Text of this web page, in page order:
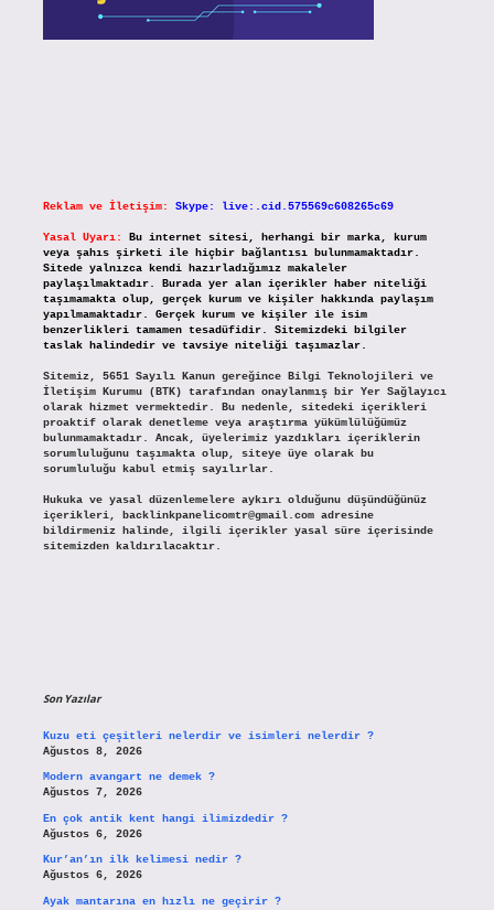
Reklam ve İletişim: Skype: live:.cid.575569c608265c69
Yasal Uyarı:
Bu internet sitesi, herhangi bir marka, kurum
veya şahıs şirketi ile hiçbir bağlantısı bulunmamaktadır.
Sitede yalnızca kendi hazırladığımız makaleler
paylaşılmaktadır. Burada yer alan içerikler haber niteliği
taşımamakta olup, gerçek kurum ve kişiler hakkında paylaşım
yapılmamaktadır. Gerçek kurum ve kişiler ile isim
benzerlikleri tamamen tesadüfidir. Sitemizdeki bilgiler
taslak halindedir ve tavsiye niteliği taşımazlar.
Sitemiz, 5651 Sayılı Kanun gereğince Bilgi Teknolojileri ve
İletişim Kurumu (BTK) tarafından onaylanmış bir Yer Sağlayıcı
olarak hizmet vermektedir. Bu nedenle, sitedeki içerikleri
proaktif olarak denetleme veya araştırma yükümlülüğümüz
bulunmamaktadır. Ancak, üyelerimiz yazdıkları içeriklerin
sorumluluğunu taşımakta olup, siteye üye olarak bu
sorumluluğu kabul etmiş sayılırlar.
Hukuka ve yasal düzenlemelere aykırı olduğunu düşündüğünüz
içerikleri,
backlinkpanelicomtr@gmail.comadresine
bildirmeniz halinde, ilgili içerikler yasal süre içerisinde
sitemizden kaldırılacaktır.
Son Yazılar
Kuzu eti çeşitleri nelerdir ve isimleri nelerdir ?
Ağustos 8, 2026
Modern avangart ne demek ?
Ağustos 7, 2026
En çok antik kent hangi ilimizdedir ?
Ağustos 6, 2026
Kur’an’ın ilk kelimesi nedir ?
Ağustos 6, 2026
Ayak mantarına en hızlı ne geçirir ?